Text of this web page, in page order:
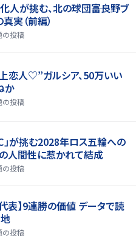
人が挑む、北の球団――富良野ブ
実（前編）
の投稿
恋人♡”ガルシア、50万いい
か
の投稿
」が挑む2028年ロス五輪への
人間性に惹かれて結成
の投稿
表】9連勝の価値 データで読
の投稿